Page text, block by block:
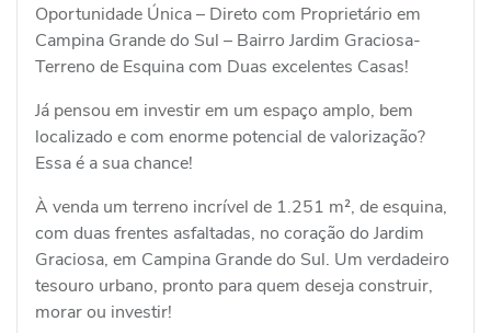
Oportunidade Única – Direto com Proprietário em
Campina Grande do Sul – Bairro Jardim Graciosa-
Terreno de Esquina com Duas excelentes Casas!
Já pensou em investir em um espaço amplo, bem
localizado e com enorme potencial de valorização?
Essa é a sua chance!
À venda um terreno incrível de 1.251 m², de esquina,
com duas frentes asfaltadas, no coração do Jardim
Graciosa, em Campina Grande do Sul. Um verdadeiro
tesouro urbano, pronto para quem deseja construir,
morar ou investir!